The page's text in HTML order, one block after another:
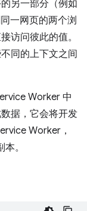
另一部分（例如
一网页的两个浏
访问彼此的值。
同的上下文之间
Worker 中
据，它会将开发
Worker，
。